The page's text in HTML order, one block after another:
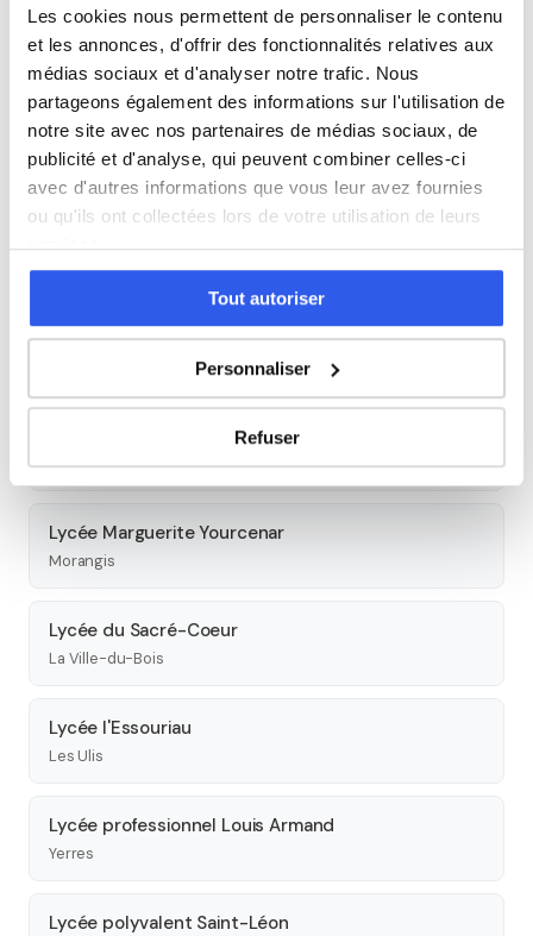
Les cookies nous permettent de personnaliser le contenu
et les annonces, d'offrir des fonctionnalités relatives aux
médias sociaux et d'analyser notre trafic. Nous
partageons également des informations sur l'utilisation de
notre site avec nos partenaires de médias sociaux, de
publicité et d'analyse, qui peuvent combiner celles-ci
avec d'autres informations que vous leur avez fournies
ou qu'ils ont collectées lors de votre utilisation de leurs
services.
Tout autoriser
Personnaliser
Refuser
Économie
Espagnol
Allemand
Cours par niveau
Première Terminale
Autres lycées à proximité
Etampes
Lycée Marguerite Yourcenar
Morangis
Lycée du Sacré-Coeur
La Ville-du-Bois
Lycée l'Essouriau
Les Ulis
Lycée professionnel Louis Armand
Yerres
Lycée polyvalent Saint-Léon